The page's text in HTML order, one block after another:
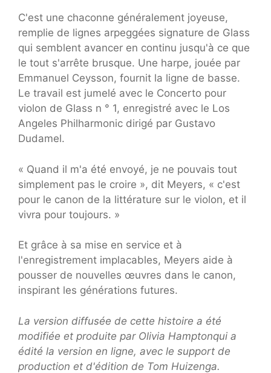
C'est une chaconne généralement joyeuse,
remplie de lignes arpeggées signature de Glass
qui semblent avancer en continu jusqu'à ce que
le tout s'arrête brusque. Une harpe, jouée par
Emmanuel Ceysson, fournit la ligne de basse.
Le travail est jumelé avec le Concerto pour
violon de Glass n ° 1, enregistré avec le Los
Angeles Philharmonic dirigé par Gustavo
Dudamel.
« Quand il m'a été envoyé, je ne pouvais tout
simplement pas le croire », dit Meyers, « c'est
pour le canon de la littérature sur le violon, et il
vivra pour toujours. »
Et grâce à sa mise en service et à
l'enregistrement implacables, Meyers aide à
pousser de nouvelles œuvres dans le canon,
inspirant les générations futures.
La version diffusée de cette histoire a été
modifiée et produite par Olivia Hamptonqui a
édité la version en ligne, avec le support de
production et d'édition de Tom Huizenga.